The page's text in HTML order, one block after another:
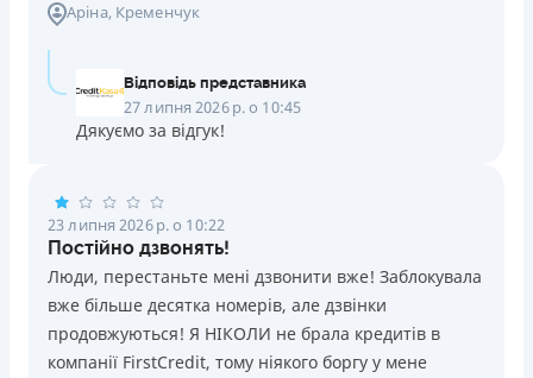
Аріна, Кременчук
Відповідь представника
27 липня 2026 р. о 10:45
Дякуємо за відгук!
23 липня 2026 р. о 10:22
Постійно дзвонять!
Люди, перестаньте мені дзвонити вже! Заблокувала
вже більше десятка номерів, але дзвінки
продовжуються! Я НІКОЛИ не брала кредитів в
компанії FirstCredit, тому ніякого боргу у мене